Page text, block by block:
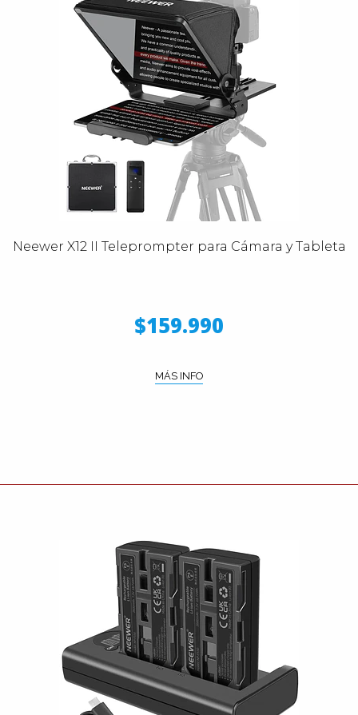
Neewer X12 II Teleprompter para Cámara y Tableta
$159.990
MÁS INFO